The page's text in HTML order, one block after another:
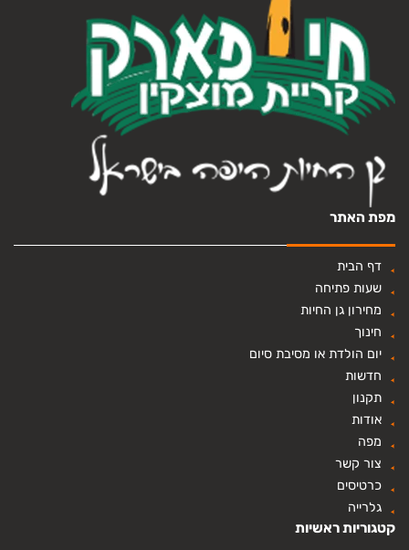
מפת האתר
דף הבית
שעות פתיחה
מחירון גן החיות
חינוך
יום הולדת או מסיבת סיום
חדשות
תקנון
אודות
מפה
צור קשר
כרטיסים
גלרייה
קטגוריות ראשיות